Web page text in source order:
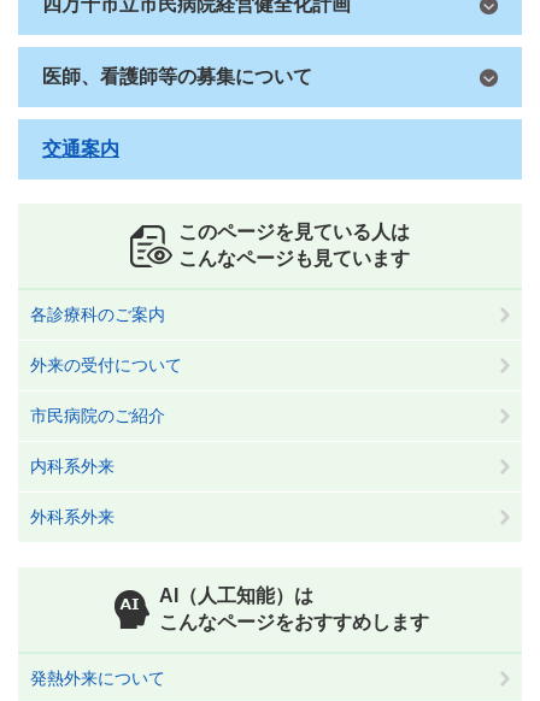
四万十市立市民病院経営健全化計画
医師、看護師等の募集について
交通案内
このページを見ている人は
こんなページも見ています
各診療科のご案内
外来の受付について
市民病院のご紹介
内科系外来
外科系外来
AI（人工知能）は
こんなページをおすすめします
発熱外来について